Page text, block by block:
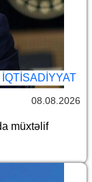
İQTİSADİYYAT
08.08.2026
müxtəlif